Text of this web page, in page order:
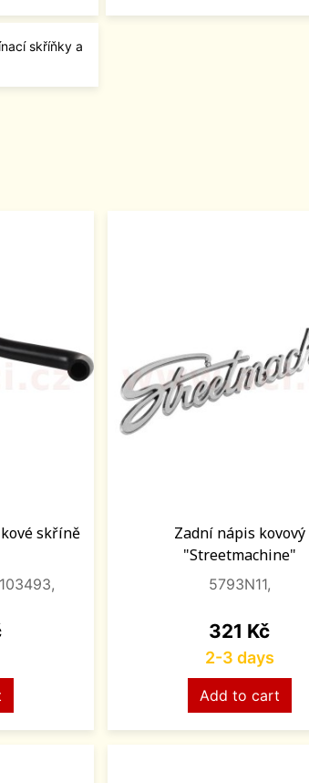
skříňky a
skříně
Zadní nápis kovový
"Streetmachine"
5793N11,
Price
321 Kč
2-3 days
Add to cart